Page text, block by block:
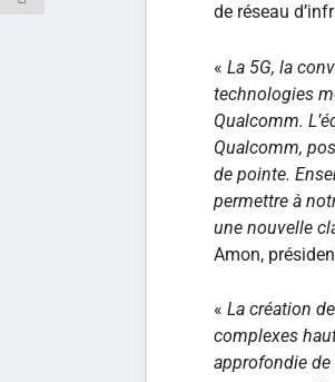
de réseau
« La 5G, la
technologies
Qualcomm.
Qualcomm,
de pointe.
permettre à
une nouvelle
Amon,
« La création
complexes
approfondie de